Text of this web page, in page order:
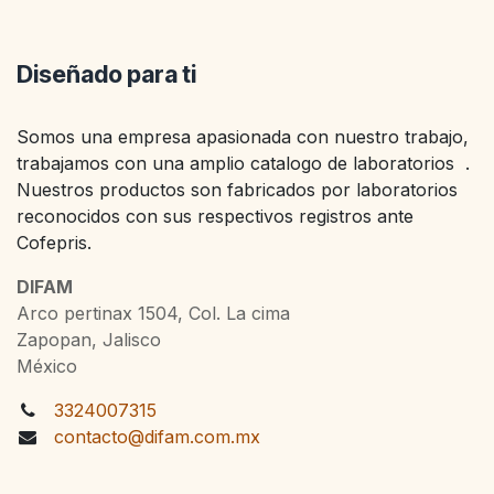
Diseñado para ti
Somos una empresa apasionada con nuestro trabajo,
trabajamos con una amplio catalogo de laboratorios .
Nuestros productos son fabricados por laboratorios
reconocidos con sus respectivos registros ante
Cofepris.
DIFAM
Arco pertinax 1504, Col. La cima
Zapopan, Jalisco
México
3324007315
contacto@difam.com.mx